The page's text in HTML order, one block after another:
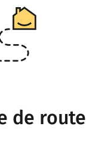
de route